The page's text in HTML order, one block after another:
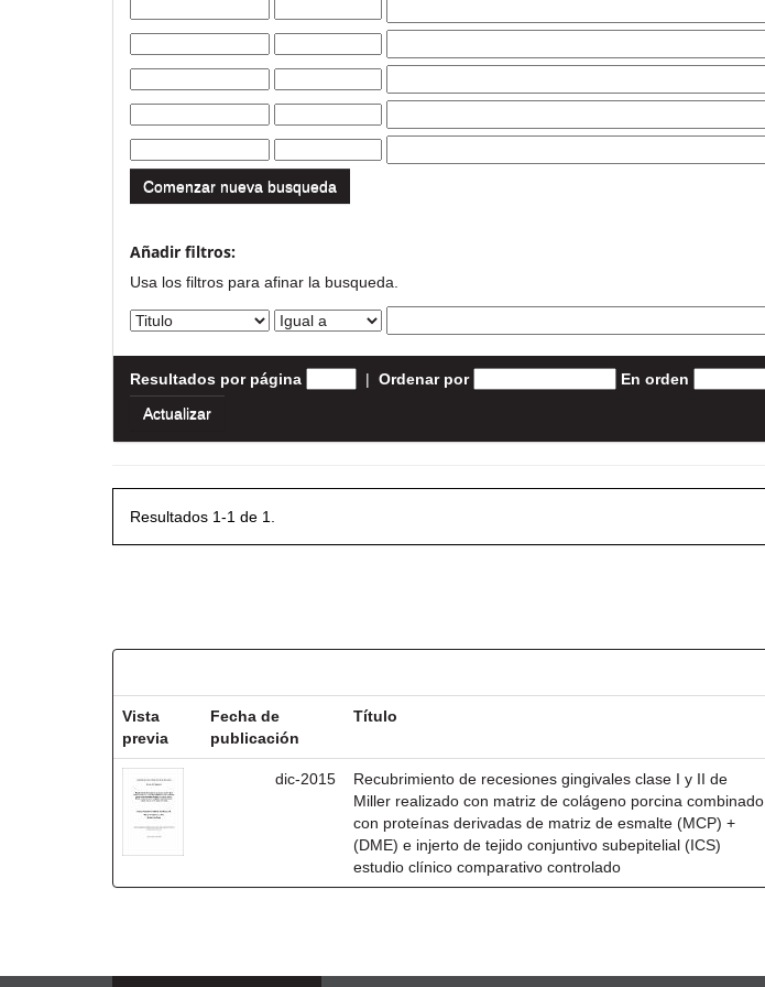
Comenzar nueva busqueda
Añadir filtros:
Usa los filtros para afinar la busqueda.
Resultados por página | Ordenar por En orden
Resultados 1-1 de 1.
Vista
previa
Fecha de
publicación
Título
dic-2015
Recubrimiento de recesiones gingivales clase I y II de
Miller realizado con matriz de colágeno porcina combinado
con proteínas derivadas de matriz de esmalte (MCP) +
(DME) e injerto de tejido conjuntivo subepitelial (ICS)
estudio clínico comparativo controlado